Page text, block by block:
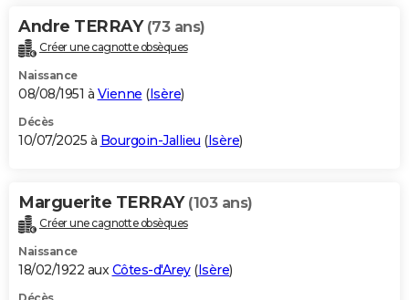
Bricolage
Lifestyle
Culture
Sport
Auto
Television
Voyage
Cinema
Andre TERRAY (73 ans)
Créer une cagnotte obsèques
Naissance
08/08/1951 à Vienne (Isère)
Décès
10/07/2025 à Bourgoin-Jallieu (Isère)
Marguerite TERRAY (103 ans)
Créer une cagnotte obsèques
Naissance
18/02/1922 aux Côtes-d'Arey(Isère)